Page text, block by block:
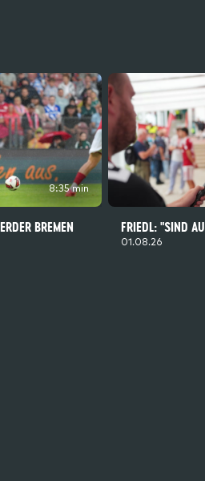
8:35 min
BREMEN
FRIEDL: "SIND
01.08.26